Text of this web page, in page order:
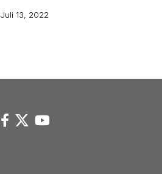
Juli 13, 2022